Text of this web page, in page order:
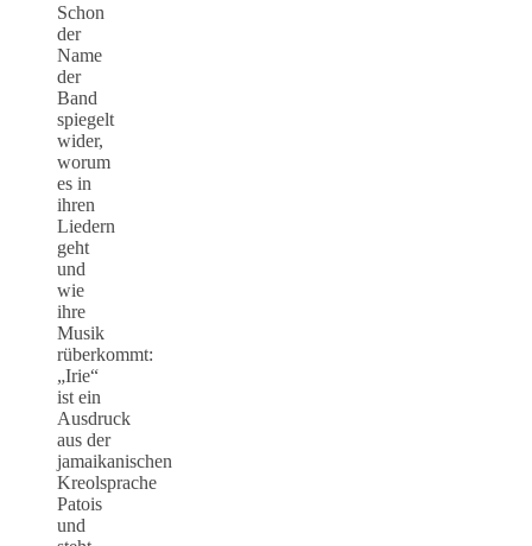
Schon
der
Name
der
Band
spiegelt
wider,
worum
es in
ihren
Liedern
geht
und
wie
ihre
Musik
rüberkommt:
„Irie“
ist ein
Ausdruck
aus der
jamaikanischen
Kreolsprache
Patois
und